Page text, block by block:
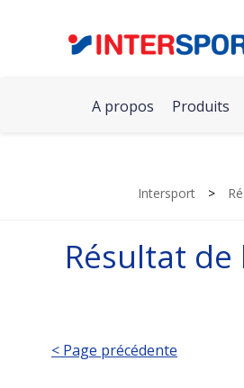
A propos Produits
Intersport >
Résultat
< Page précédente